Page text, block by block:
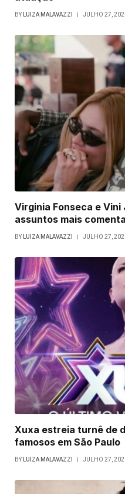
BY LUIZA MALAVAZZI JULHO 27,
Virginia Fonseca e
assuntos mais
BY LUIZA MALAVAZZI JULHO 27,
Xuxa estreia turnê de
famosos em São Paulo
BY LUIZA MALAVAZZI JULHO 27,